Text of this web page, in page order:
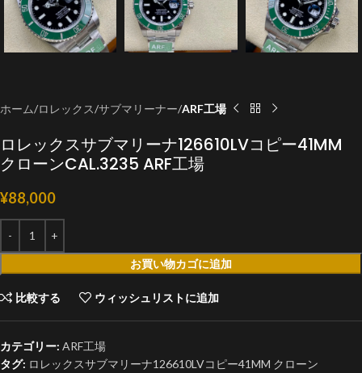
ホーム ロレックス サブマリーナー ARF工場
ロレックスサブマリーナ126610LVコピー41MM
クローンCAL.3235 ARF工場
¥88,000
お買い物カゴに追加
比較する ウィッシュリストに追加
カテゴリー: ARF工場
タグ: ロレックスサブマリーナ126610LVコピー41MM クローン